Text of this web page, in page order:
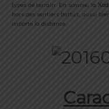
types de terrain. En somme, la
hors des sentiers battus, aussi
importe la distance.